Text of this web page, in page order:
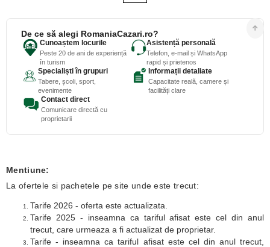
De ce să alegi RomaniaCazari.ro?
Cunoaștem locurile
Peste 20 de ani de experiență
în turism
Asistență personală
Telefon, e-mail și WhatsApp
rapid și prietenos
Specialiști în grupuri
Tabere, școli, sport,
evenimente
Informații detaliate
Capacitate reală, camere și
facilități clare
Contact direct
Comunicare directă cu
proprietarii
Mentiune:
La ofertele si pachetele pe site unde este trecut:
Tarife 2026 - oferta este actualizata.
Tarife 2025 - inseamna ca tariful afisat este cel din anul
trecut, care urmeaza a fi actualizat de proprietar.
Tarife - inseamna ca tariful afisat este cel din anul trecut,